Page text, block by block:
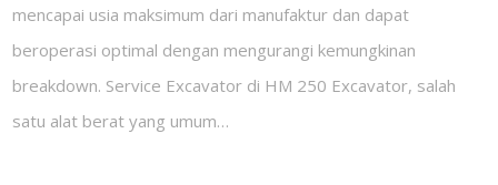
mencapai usia maksimum dari manufaktur dan dapat
beroperasi optimal dengan mengurangi kemungkinan
breakdown. Service Excavator di HM 250 Excavator, salah
satu alat berat yang umum…